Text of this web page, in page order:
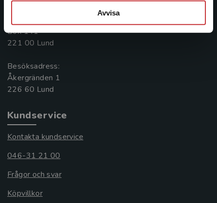
Avvisa
Box 141
221 00 Lund
Besöksadress:
Åkergränden 1
Kundservice
Kontakta kundservice
046-31 21 00
Frågor och svar
Köpvillkor